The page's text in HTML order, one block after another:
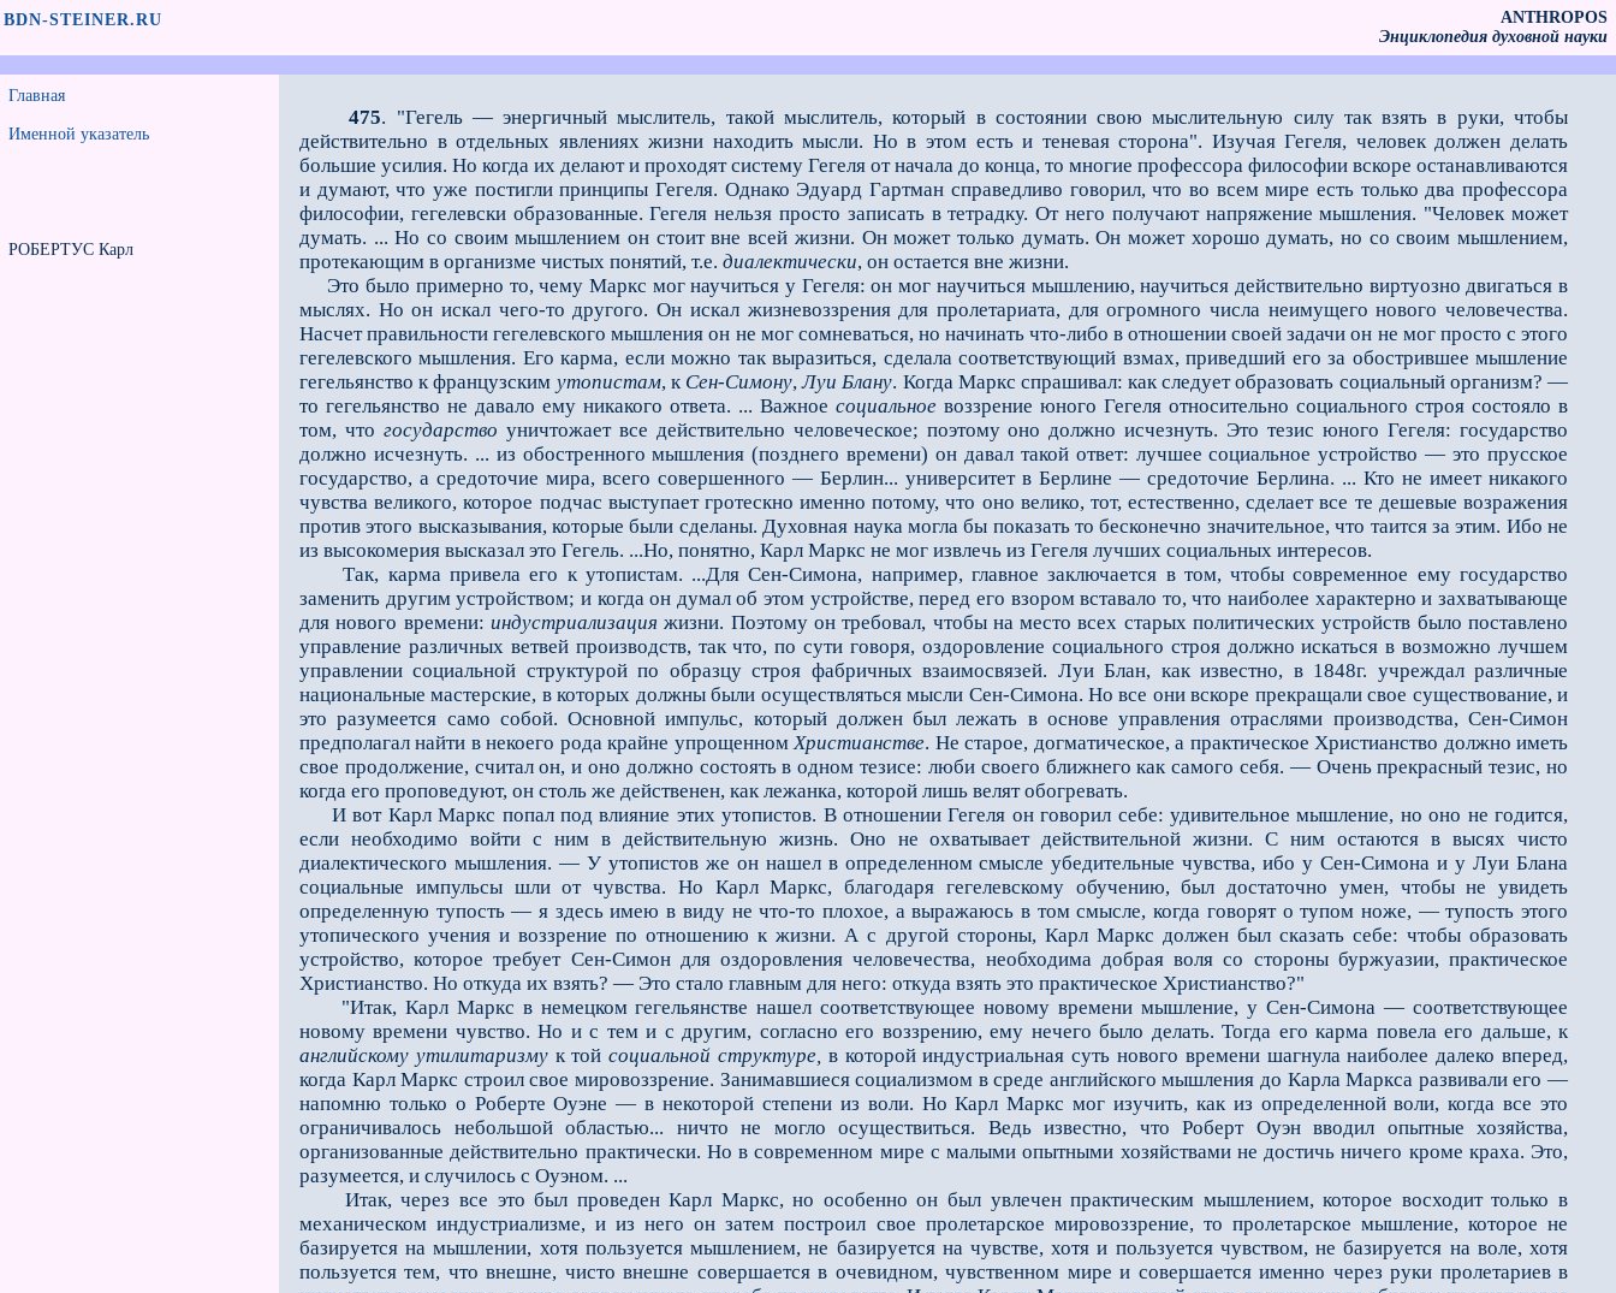
BDN-STEINER.RU
ANTHROPOS
Энциклопедия духовной науки
Главная
Именной указатель
РОБЕРТУС Карл
475. "Гегель — энергичный мыслитель, такой мыслитель, который в состоянии свою мыслительную силу так взять в руки, чтобы
действительно в отдельных явлениях жизни находить мысли. Но в этом есть и теневая сторона". Изучая Гегеля, человек должен делать
большие усилия. Но когда их делают и проходят систему Гегеля от начала до конца, то многие профессора философии вскоре останавливаются
и думают, что уже постигли принципы Гегеля. Однако Эдуард Гартман справедливо говорил, что во всем мире есть только два профессора
философии, гегелевски образованные. Гегеля нельзя просто записать в тетрадку. От него получают напряжение мышления. "Человек может
думать. ... Но со своим мышлением он стоит вне всей жизни. Он может только думать. Он может хорошо думать, но со своим мышлением,
протекающим в организме чистых понятий, т.е. диалектически, он остается вне жизни.
Это было примерно то, чему Маркс мог научиться у Гегеля: он мог научиться мышлению, научиться действительно виртуозно двигаться в
мыслях. Но он искал чего-то другого. Он искал жизневоззрения для пролетариата, для огромного числа неимущего нового человечества.
Насчет правильности гегелевского мышления он не мог сомневаться, но начинать что-либо в отношении своей задачи он не мог просто с этого
гегелевского мышления. Его карма, если можно так выразиться, сделала соответствующий взмах, приведший его за обострившее мышление
гегельянство к французским утопистам, к Сен-Симону,Луи Блану. Когда Маркс спрашивал: как следует образовать социальный организм? —
то гегельянство не давало ему никакого ответа. ... Важное социальное воззрение юного Гегеля относительно социального строя состояло в
том, что государство уничтожает все действительно человеческое; поэтому оно должно исчезнуть. Это тезис юного Гегеля: государство
должно исчезнуть. ... из обостренного мышления (позднего времени) он давал такой ответ: лучшее социальное устройство — это прусское
государство, а средоточие мира, всего совершенного — Берлин... университет в Берлине — средоточие Берлина. ... Кто не имеет никакого
чувства великого, которое подчас выступает гротескно именно потому, что оно велико, тот, естественно, сделает все те дешевые возражения
против этого высказывания, которые были сделаны. Духовная наука могла бы показать то бесконечно значительное, что таится за этим. Ибо не
из высокомерия высказал это Гегель. ...Но, понятно, Карл Маркс не мог извлечь из Гегеля лучших социальных интересов.
Так, карма привела его к утопистам. ...Для Сен-Симона, например, главное заключается в том, чтобы современное ему государство
заменить другим устройством; и когда он думал об этом устройстве, перед его взором вставало то, что наиболее характерно и захватывающе
для нового времени: индустриализация жизни. Поэтому он требовал, чтобы на место всех старых политических устройств было поставлено
управление различных ветвей производств, так что, по сути говоря, оздоровление социального строя должно искаться в возможно лучшем
управлении социальной структурой по образцу строя фабричных взаимосвязей. Луи Блан, как известно, в 1848г. учреждал различные
национальные мастерские, в которых должны были осуществляться мысли Сен-Симона. Но все они вскоре прекращали свое существование, и
это разумеется само собой. Основной импульс, который должен был лежать в основе управления отраслями производства, Сен-Симон
предполагал найти в некоего рода крайне упрощенномХристианстве. Не старое, догматическое, а практическое Христианство должно иметь
свое продолжение, считал он, и оно должно состоять в одном тезисе: люби своего ближнего как самого себя. — Очень прекрасный тезис, но
когда его проповедуют, он столь же действенен, как лежанка, которой лишь велят обогревать.
И вот Карл Маркс попал под влияние этих утопистов. В отношении Гегеля он говорил себе: удивительное мышление, но оно не годится,
если необходимо войти с ним в действительную жизнь. Оно не охватывает действительной жизни. С ним остаются в высях чисто
диалектического мышления. — У утопистов же он нашел в определенном смысле убедительные чувства, ибо у Сен-Симона и у Луи Блана
социальные импульсы шли от чувства. Но Карл Маркс, благодаря гегелевскому обучению, был достаточно умен, чтобы не увидеть
определенную тупость — я здесь имею в виду не что-то плохое, а выражаюсь в том смысле, когда говорят о тупом ноже, — тупость этого
утопического учения и воззрение по отношению к жизни. А с другой стороны, Карл Маркс должен был сказать себе: чтобы образовать
устройство, которое требует Сен-Симон для оздоровления человечества, необходима добрая воля со стороны буржуазии, практическое
Христианство. Но откуда их взять? — Это стало главным для него: откуда взять это практическое Христианство?"
"Итак, Карл Маркс в немецком гегельянстве нашел соответствующее новому времени мышление, у Сен-Симона — соответствующее
новому времени чувство. Но и с тем и с другим, согласно его воззрению, ему нечего было делать. Тогда его карма повела его дальше, к
английскому утилитаризмук тойсоциальной структуре, в которой индустриальная суть нового времени шагнула наиболее далеко вперед,
когда Карл Маркс строил свое мировоззрение. Занимавшиеся социализмом в среде английского мышления до Карла Маркса развивали его —
напомню только о Роберте Оуэне — в некоторой степени из воли. Но Карл Маркс мог изучить, как из определенной воли, когда все это
ограничивалось небольшой областью... ничто не могло осуществиться. Ведь известно, что Роберт Оуэн вводил опытные хозяйства,
организованные действительно практически. Но в современном мире с малыми опытными хозяйствами не достичь ничего кроме краха. Это,
разумеется, и случилось с Оуэном. ...
Итак, через все это был проведен Карл Маркс, но особенно он был увлечен практическим мышлением, которое восходит только в
механическом индустриализме, и из него он затем построил свое пролетарское мировоззрение, то пролетарское мышление, которое не
базируется на мышлении, хотя пользуется мышлением, не базируется на чувстве, хотя и пользуется чувством, не базируется на воле, хотя
пользуется тем, что внешне, чисто внешне совершается в очевидном, чувственном мире и совершается именно через руки пролетариев в